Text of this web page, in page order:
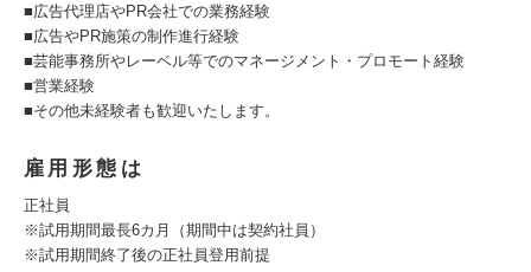
■広告代理店やPR会社での業務経験
■広告やPR施策の制作進行経験
■芸能事務所やレーベル等でのマネージメント・プロモート経験
■営業経験
■その他未経験者も歓迎いたします。
雇用形態は
正社員
※試用期間最長6カ月（期間中は契約社員）
※試用期間終了後の正社員登用前提